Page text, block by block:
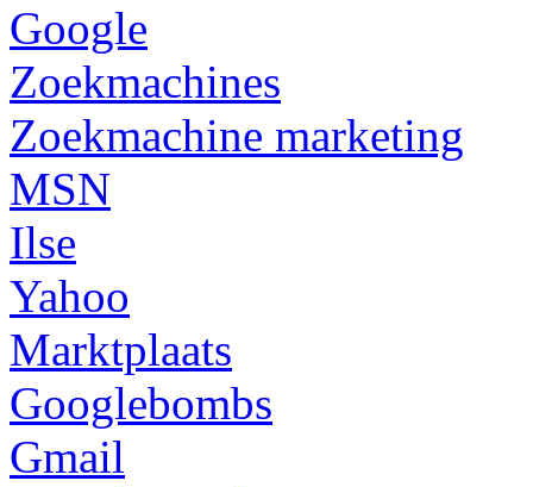
Google
Zoekmachines
Zoekmachine marketing
MSN
Ilse
Yahoo
Marktplaats
Googlebombs
Gmail